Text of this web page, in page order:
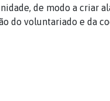
de modo a criar
do voluntariado e da